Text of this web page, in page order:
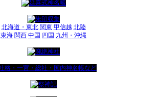
北海道・東北 関東 甲信越 北陸
東海 関西 中国 四国 九州・沖縄